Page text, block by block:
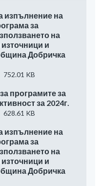
изпълнение на
за
на
и
Добричка
752.01 KB
програмите за
за 2024г.
628.61 KB
изпълнение на
за
на
и
Добричка